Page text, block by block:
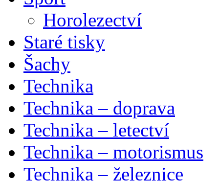
Horolezectví
Staré tisky
Šachy
Technika
Technika – doprava
Technika – letectví
Technika – motorismus
Technika – železnice